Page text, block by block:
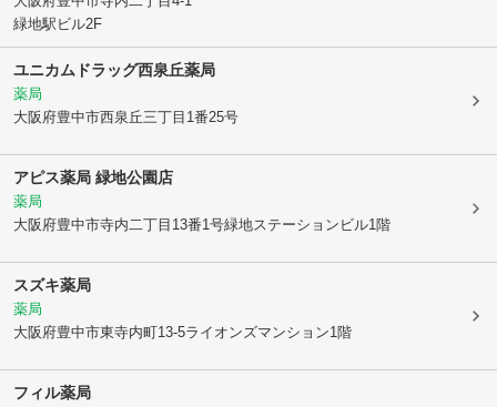
緑地駅ビル2F
ユニカムドラッグ西泉丘薬局
薬局
大阪府豊中市西泉丘三丁目1番25号
アピス薬局 緑地公園店
薬局
大阪府豊中市寺内二丁目13番1号緑地ステーションビル1階
スズキ薬局
薬局
大阪府豊中市東寺内町13-5ライオンズマンション1階
フィル薬局